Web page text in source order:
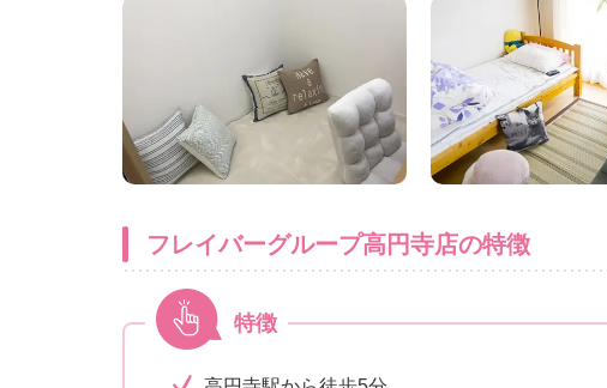
フレイバーグループ高円寺店の特徴
特徴